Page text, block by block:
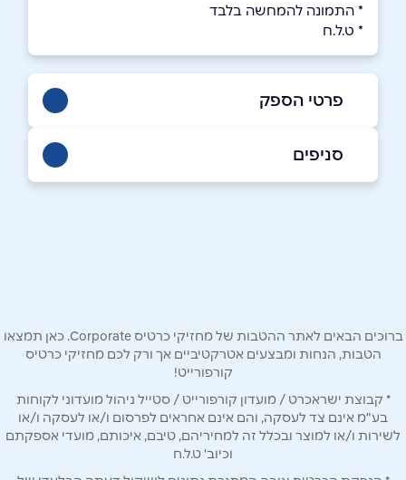
* התמונה להמחשה בלבד
* ט.ל.ח
פרטי הספק
באתר
טלפון*
סניפים
ברוכים הבאים לאתר ההטבות של מחזיקי כרטיס Corporate. כאן תמצאו
הטבות, הנחות ומבצעים אטרקטיביים אך ורק לכם מחזיקי כרטיס
קורפורייט!
* קבוצת ישראכרט / מועדון קורפורייט / סטייל ניהול מועדוני לקוחות
בע"מ אינם צד לעסקה, והם אינם אחראים לפרסום ו/או לעסקה ו/או
לשירות ו/או למוצר ובכלל זה למחיריהם, טיבם, איכותם, מועדי אספקתם
וכיוב' ט.ל.ח